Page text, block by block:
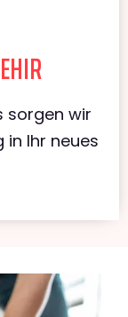
sorgen wir
in Ihr neues